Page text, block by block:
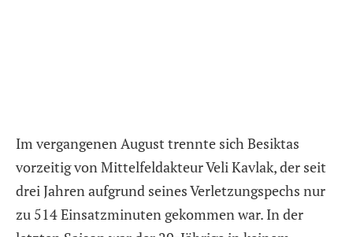
Im vergangenen August trennte sich Besiktas
vorzeitig von Mittelfeldakteur Veli Kavlak, der seit
drei Jahren aufgrund seines Verletzungspechs nur
zu 514 Einsatzminuten gekommen war. In der